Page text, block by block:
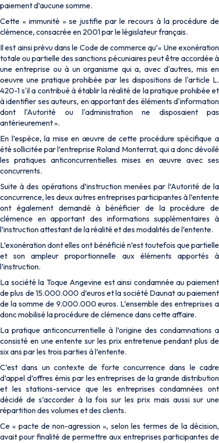
paiement d’aucune somme.
Cette « immunité » se justifie par le recours à la procédure de
clémence, consacrée en 2001 par le législateur français.
Il est ainsi prévu dans le Code de commerce qu’« Une exonération
totale ou partielle des sanctions pécuniaires peut être accordée à
une entreprise ou à un organisme qui a, avec d'autres, mis en
oeuvre une pratique prohibée par les dispositions de l'article L.
420-1 s'il a contribué à établir la réalité de la pratique prohibée et
à identifier ses auteurs, en apportant des éléments d'information
dont l'Autorité ou l'administration ne disposaient pas
antérieurement».
En l’espèce, la mise en œuvre de cette procédure spécifique a
été sollicitée par l’entreprise Roland Monterrat, qui a donc dévoilé
les pratiques anticoncurrentielles mises en œuvre avec ses
concurrents.
Suite à des opérations d’instruction menées par l’Autorité de la
concurrence, les deux autres entreprises participantes à l’entente
ont également demandé à bénéficier de la procédure de
clémence en apportant des informations supplémentaires à
l’instruction attestant de la réalité et des modalités de l’entente.
L’exonération dont elles ont bénéficié n’est toutefois que partielle
et son ampleur proportionnelle aux éléments apportés à
l’instruction.
La société la Toque Angevine est ainsi condamnée au paiement
de plus de 15.000.000 d’euros et la société Daunat au paiement
de la somme de 9.000.000 euros. L’ensemble des entreprises a
donc mobilisé la procédure de clémence dans cette affaire.
La pratique anticoncurrentielle à l’origine des condamnations a
consisté en une entente sur les prix entretenue pendant plus de
six ans par les trois parties à l’entente.
C’est dans un contexte de forte concurrence dans le cadre
d’appel d’offres émis par les entreprises de la grande distribution
et les stations-service que les entreprises condamnées ont
décidé de s’accorder à la fois sur les prix mais aussi sur une
répartition des volumes et des clients.
Ce « pacte de non-agression », selon les termes de la décision,
avait pour finalité de permettre aux entreprises participantes de